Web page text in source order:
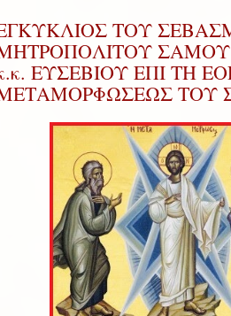
ΤΟΥ
ΣΑΜΟΥ
ΕΥΣΕΒΙΟΥ ΕΠΙ ΤΗ
ΤΟΥ